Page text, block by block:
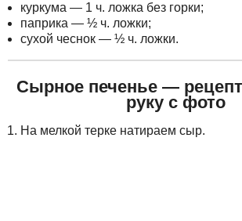
куркума — 1 ч. ложка без горки;
паприка — ½ ч. ложки;
сухой чеснок — ½ ч. ложки.
Сырное печенье —
руку с фото
На мелкой терке натираем сыр.